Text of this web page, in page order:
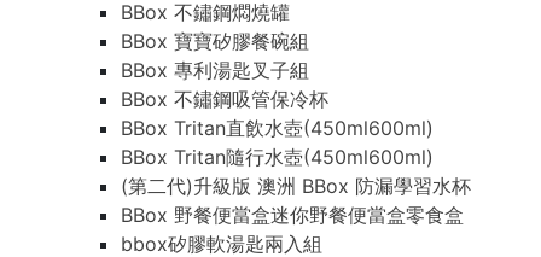
BBox 不鏽鋼燜燒罐
BBox 寶寶矽膠餐碗組
BBox 專利湯匙叉子組
BBox 不鏽鋼吸管保冷杯
BBox Tritan直飲水壺(450ml600ml)
BBox Tritan隨行水壺(450ml600ml)
(第二代)升級版 澳洲 BBox 防漏學習水杯
BBox 野餐便當盒迷你野餐便當盒零食盒
bbox矽膠軟湯匙兩入組